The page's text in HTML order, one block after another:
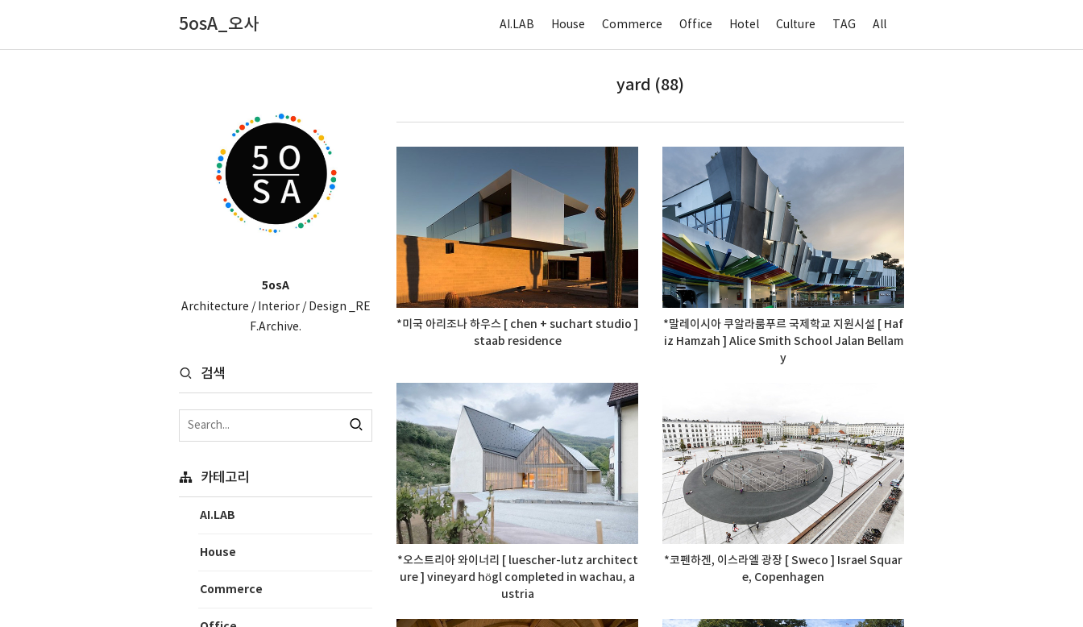
5osA_오사 AI.LAB House Commerce Office Hotel Culture TAG All
yard (88)
*미국 아리조나 하우스 [ chen + suchart studio ]
staab residence
*말레이시아 쿠알라룸푸르 국제학교 지원시설 [ Haf
iz Hamzah ] Alice Smith School Jalan Bellam
y
*오스트리아 와이너리 [ luescher-lutz architect
ure ] vineyard högl completed in wachau, a
ustria
*코펜하겐, 이스라엘 광장 [ Sweco ] Israel Squar
e, Copenhagen
5osA
Architecture / Interior / Design _RE
F.Archive.
검색
카테고리
AI.LAB
House
Commerce